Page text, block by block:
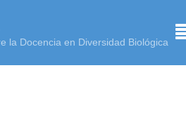
la Docencia en Diversidad Biológica